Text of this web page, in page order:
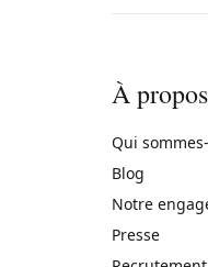
À propos
Qui
Blog
Notre
Presse